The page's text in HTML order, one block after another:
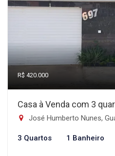
R$ 420.000
Casa à Venda com 3
José Humberto Nunes,
3 Quartos 1 Banheiro